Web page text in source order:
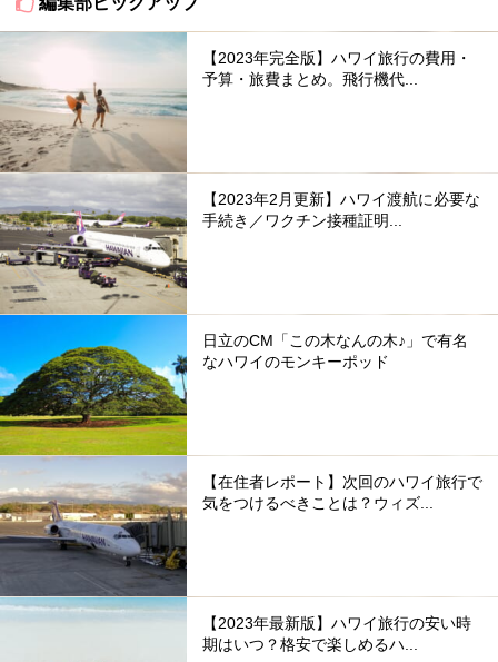
【2023年完全版】ハワイ旅行の費用・
予算・旅費まとめ。飛行機代...
【2023年2月更新】ハワイ渡航に必要な
手続き／ワクチン接種証明...
日立のCM「この木なんの木♪」で有名
なハワイのモンキーポッド
【在住者レポート】次回のハワイ旅行で
気をつけるべきことは？ウィズ...
【2023年最新版】ハワイ旅行の安い時
期はいつ？格安で楽しめるハ...